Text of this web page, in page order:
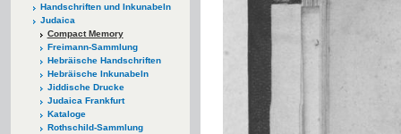
Handschriften und Inkunabeln
Judaica
Compact Memory
Freimann-Sammlung
Hebräische Handschriften
Hebräische Inkunabeln
Jiddische Drucke
Judaica Frankfurt
Kataloge
Rothschild-Sammlung